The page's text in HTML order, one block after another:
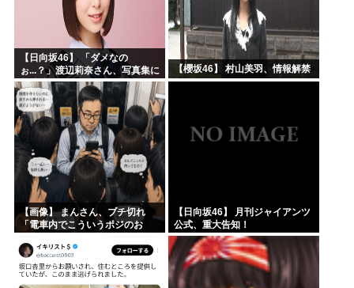
【日向坂46】 「ダメなの
ぉ...？」渡辺莉奈さん、写真集に
興味津々
【櫻坂46】 村山美羽、情報解禁
【画像】 まんさん、ブチ切れ
「電車内でこういうポジのお
【日向坂46】 月刊ジャイアンツ
公式、重大告知！